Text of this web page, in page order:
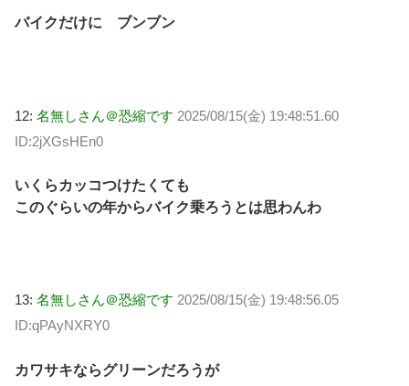
バイクだけに ブンブン
12: 名無しさん＠恐縮です 2025/08/15(金) 19:48:51.60
ID:2jXGsHEn0
いくらカッコつけたくても
このぐらいの年からバイク乗ろうとは思わんわ
13: 名無しさん＠恐縮です 2025/08/15(金) 19:48:56.05
ID:qPAyNXRY0
カワサキならグリーンだろうが